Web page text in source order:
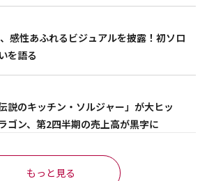
感性あふれるビジュアルを披露！初ソロ
を語る
説のキッチン・ソルジャー」が大ヒッ
ゴン、第2四半期の売上高が黒字に
もっと見る